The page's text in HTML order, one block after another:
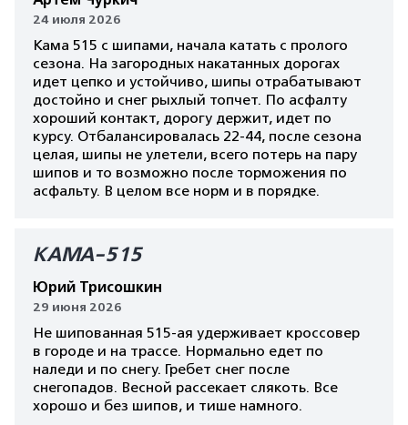
24 июля 2026
Кама 515 с шипами, начала катать с пролого
сезона. На загородных накатанных дорогах
идет цепко и устойчиво, шипы отрабатывают
достойно и снег рыхлый топчет. По асфалту
хороший контакт, дорогу держит, идет по
курсу. Отбалансировалась 22-44, после сезона
целая, шипы не улетели, всего потерь на пару
шипов и то возможно после торможения по
асфальту. В целом все норм и в порядке.
КАМА-515
Юрий Трисошкин
29 июня 2026
Не шипованная 515-ая удерживает кроссовер
в городе и на трассе. Нормально едет по
наледи и по снегу. Гребет снег после
снегопадов. Весной рассекает слякоть. Все
хорошо и без шипов, и тише намного.